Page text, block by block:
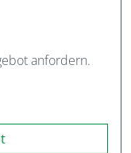
anfordern.